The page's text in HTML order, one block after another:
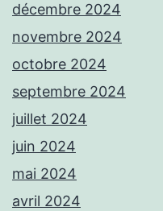
décembre 2024
novembre 2024
octobre 2024
septembre 2024
juillet 2024
juin 2024
mai 2024
avril 2024